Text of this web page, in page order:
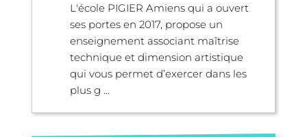
L'école PIGIER Amiens qui a ouvert
ses portes en 2017, propose un
enseignement associant maîtrise
technique et dimension artistique
qui vous permet d’exercer dans les
plus g ...